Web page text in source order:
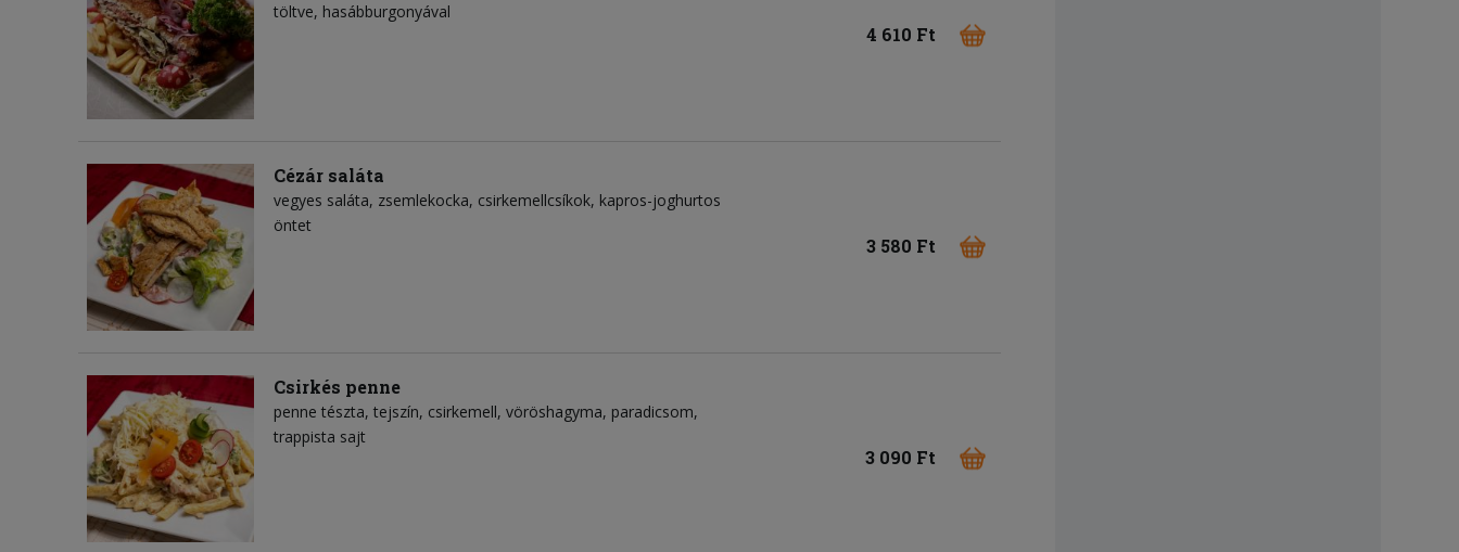
töltve, hasábburgonyával
4 610 Ft
Cézár saláta
vegyes saláta zsemlekocka csirkemellcsíkok kapros-joghurtos
öntet
3 580 Ft
Csirkés penne
penne tészta tejszín csirkemell vöröshagyma paradicsom
trappista sajt
3 090 Ft